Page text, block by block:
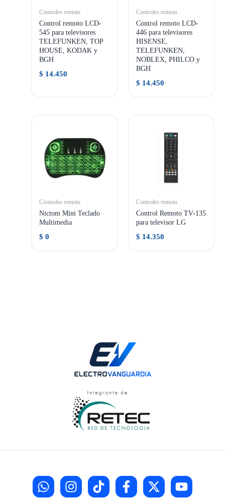
Controles remoto
Control remoto LCD-
545 para televisores
TELEFUNKEN, TOP
HOUSE, KODAK y
BGH
$ 14.450
Controles remoto
Control remoto LCD-
446 para televisores
HISENSE,
TELEFUNKEN,
NOBLEX, PHILCO y
BGH
$ 14.450
Controles remoto
Nictom Mini Teclado
Multimedia
$ 0
Controles remoto
Control Remoto TV-135
para televisor LG
$ 14.350